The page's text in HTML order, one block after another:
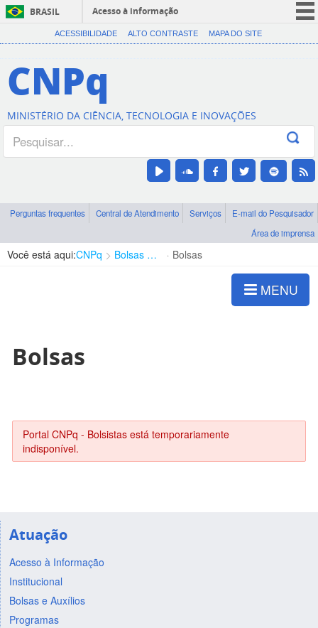
BRASIL
Acesso à informação
CORONAVÍRUS (COVID-19)
Canais
ACESSIBILIDADE ALTO CONTRASTE MAPA DO SITE
CNPq
MINISTÉRIO DA CIÊNCIA, TECNOLOGIA E INOVAÇÕES
Perguntas frequentes Central de Atendimento Serviços
E-mail do Pesquisador
Área de imprensa
Você está aqui:CNPq Bolsas e Auxílios Vigentes Bolsas
MENU
Bolsas
Portal CNPq - Bolsistas está temporariamente
indisponível.
Atuação
Acesso à Informação
Institucional
Bolsas e Auxílios
Programas